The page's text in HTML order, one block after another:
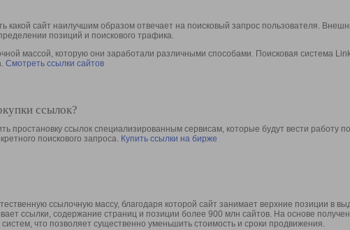
сайт наилучшим образом отвечает на поисковый запрос пользователя.
позиций и поискового трафика.
массой, которую они заработали различными способами. Поисковая система
Смотреть ссылки сайтов
ссылок?
простановку ссылок специализированным сервисам, которые будут вести работу
поискового запроса. Купить ссылки на бирже
ссылочную массу, благодаря которой сайт занимает верхние позиции в
ссылки, содержание страниц и позиции более 900 млн сайтов. На основе
что позволяет существенно уменьшить стоимость и сроки продвижения.